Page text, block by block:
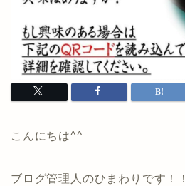
こんにちは^^
ブログ管理人のひまわりです！！